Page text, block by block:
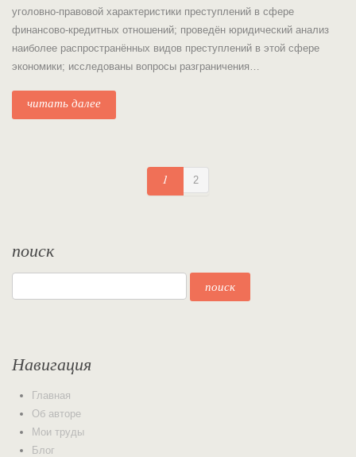
уголовно-правовой характеристики преступлений в сфере
финансово-кредитных отношений; проведён юридический анализ
наиболее распространённых видов преступлений в этой сфере
экономики; исследованы вопросы разграничения…
читать далее
1 2
поиск
Навигация
Главная
Об авторе
Мои труды
Блог